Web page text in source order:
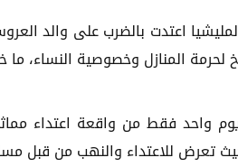
اعتدت بالضرب على والد
لحرمة المنازل وخصوصية النساء،
واحد فقط من واقعة اعتداء
للاعتداء والنهب من قبل